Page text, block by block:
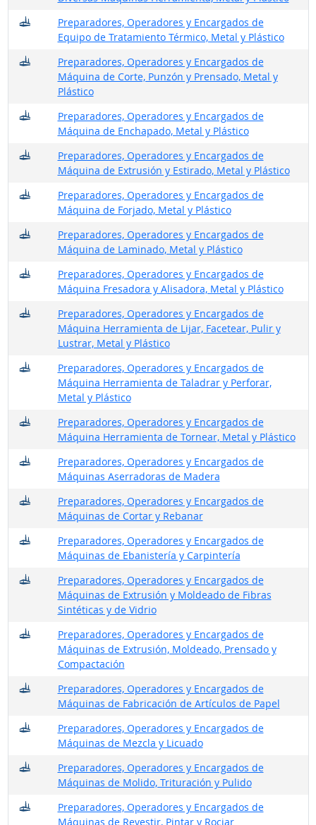
Preparadores, Operadores y Encargados de
Equipo de Tratamiento Térmico, Metal y Plástico
¿Dónde trabajan?
Preparadores, Operadores y Encargados de
Máquina de Corte, Punzón y Prensado, Metal y
Plástico
¿Dónde trabajan?
Preparadores, Operadores y Encargados de
Máquina de Enchapado, Metal y Plástico
¿Dónde trabajan?
Preparadores, Operadores y Encargados de
Máquina de Extrusión y Estirado, Metal y Plástico
¿Dónde trabajan?
Preparadores, Operadores y Encargados de
Máquina de Forjado, Metal y Plástico
¿Dónde trabajan?
Preparadores, Operadores y Encargados de
Máquina de Laminado, Metal y Plástico
¿Dónde trabajan?
Preparadores, Operadores y Encargados de
Máquina Fresadora y Alisadora, Metal y Plástico
¿Dónde trabajan?
Preparadores, Operadores y Encargados de
Máquina Herramienta de Lijar, Facetear, Pulir y
Lustrar, Metal y Plástico
¿Dónde trabajan?
Preparadores, Operadores y Encargados de
Máquina Herramienta de Taladrar y Perforar,
Metal y Plástico
¿Dónde trabajan?
Preparadores, Operadores y Encargados de
Máquina Herramienta de Tornear, Metal y Plástico
¿Dónde trabajan?
Preparadores, Operadores y Encargados de
Máquinas Aserradoras de Madera
¿Dónde trabajan?
Preparadores, Operadores y Encargados de
Máquinas de Cortar y Rebanar
¿Dónde trabajan?
Preparadores, Operadores y Encargados de
Máquinas de Ebanistería y Carpintería
¿Dónde trabajan?
Preparadores, Operadores y Encargados de
Máquinas de Extrusión y Moldeado de Fibras
Sintéticas y de Vidrio
¿Dónde trabajan?
Preparadores, Operadores y Encargados de
Máquinas de Extrusión, Moldeado, Prensado y
Compactación
¿Dónde trabajan?
Preparadores, Operadores y Encargados de
Máquinas de Fabricación de Artículos de Papel
¿Dónde trabajan?
Preparadores, Operadores y Encargados de
Máquinas de Mezcla y Licuado
¿Dónde trabajan?
Preparadores, Operadores y Encargados de
Máquinas de Molido, Trituración y Pulido
¿Dónde trabajan?
Preparadores, Operadores y Encargados de
Máquinas de Revestir, Pintar y Rociar
¿Dónde trabajan?